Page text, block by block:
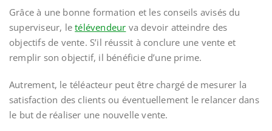
Grâce à une bonne formation et les conseils avisés du
superviseur, letélévendeur va devoir atteindre des
objectifs de vente. S’il réussit à conclure une vente et
remplir son objectif, il bénéficie d’une prime.
Autrement, le téléacteur peut être chargé de mesurer la
satisfaction des clients ou éventuellement le relancer dans
le but de réaliser une nouvelle vente.